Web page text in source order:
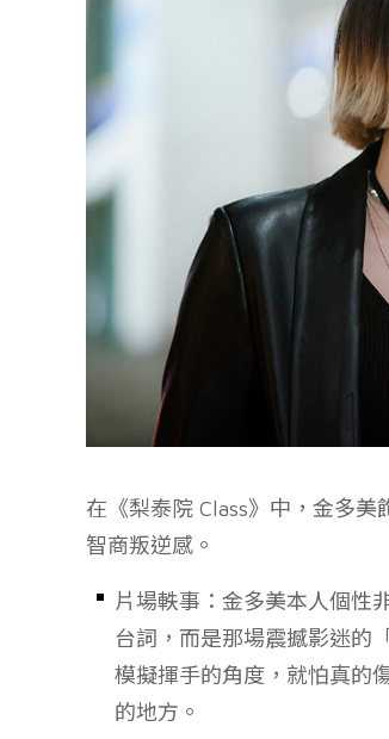
在《梨泰院 Class》中，金多
智商叛逆感。
片場軼事：金多美本人個性
台詞，而是那場震撼影迷的
模擬揮手的角度，就怕真的
的地方。